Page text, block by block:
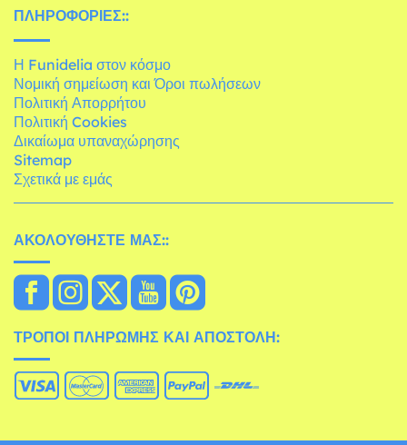
ΠΛΗΡΟΦΟΡΊΕΣ::
Η Funidelia στον κόσμο
Νομική σημείωση και Όροι πωλήσεων
Πολιτική Απορρήτου
Πολιτική Cookies
Δικαίωμα υπαναχώρησης
Sitemap
Σχετικά με εμάς
ΑΚΟΛΟΥΘΉΣΤΕ ΜΑΣ::
ΤΡΌΠΟΙ ΠΛΗΡΩΜΉΣ ΚΑΙ ΑΠΟΣΤΟΛΉ: